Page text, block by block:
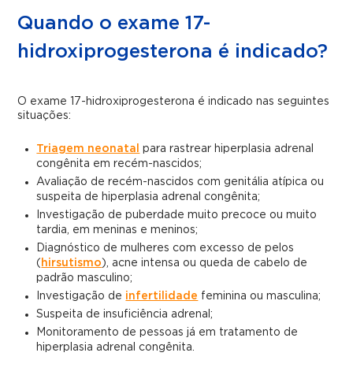
Quando o exame 17-
hidroxiprogesterona é indicado?
O exame 17-hidroxiprogesterona é indicado nas seguintes
situações:
Triagem neonatal
para rastrear hiperplasia adrenal
congênita em recém-nascidos;
Avaliação de recém-nascidos com genitália atípica ou
suspeita de hiperplasia adrenal congênita;
Investigação de puberdade muito precoce ou muito
tardia, em meninas e meninos;
Diagnóstico de mulheres com excesso de pelos
( hirsutismo ), acne intensa ou queda de cabelo de
padrão masculino;
Investigação de infertilidade feminina ou masculina;
Suspeita de insuficiência adrenal;
Monitoramento de pessoas já em tratamento de
hiperplasia adrenal congênita.